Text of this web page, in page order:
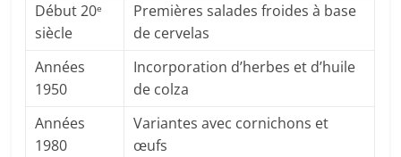
Début 20e
siècle
Premières salades froides à base
de cervelas
Années
1950
Incorporation d’herbes et d’huile
de colza
Années
1980
Variantes avec cornichons et
œufs